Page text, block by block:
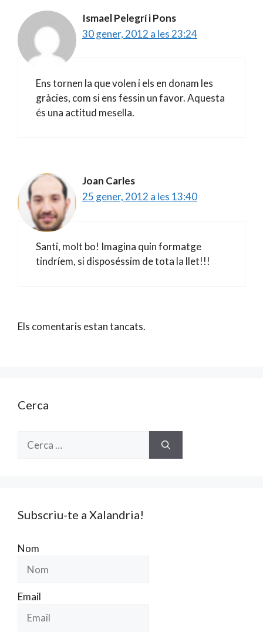
Ismael Pelegrí i Pons
30 gener, 2012 a les 23:24
Ens tornen la que volen i els en donam les
gràcies, com si ens fessin un favor. Aquesta
és una actitud mesella.
Joan Carles
25 gener, 2012 a les 13:40
Santi, molt bo! Imagina quin formatge
tindríem, si disposéssim de tota la llet!!!
Els comentaris estan tancats.
Cerca
Subscriu-te a Xalandria!
Nom
Email